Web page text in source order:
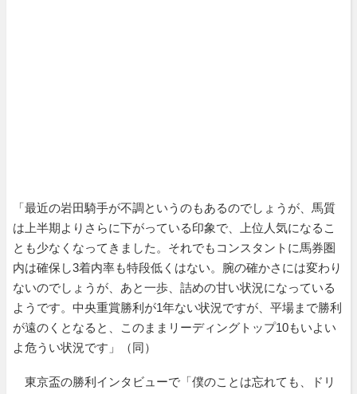
「最近の岩田騎手が不調というのもあるのでしょうが、馬質
は上半期よりさらに下がっている印象で、上位人気になるこ
とも少なくなってきました。それでもコンスタントに馬券圏
内は確保し3着内率も特段低くはない。腕の確かさには変わり
ないのでしょうが、あと一歩、詰めの甘い状況になっている
ようです。中央重賞勝利が1年ない状況ですが、平場まで勝利
が遠のくとなると、このままリーディングトップ10もいよい
よ危うい状況です」（同）
東京盃の勝利インタビューで「僕のことは忘れても、ドリ